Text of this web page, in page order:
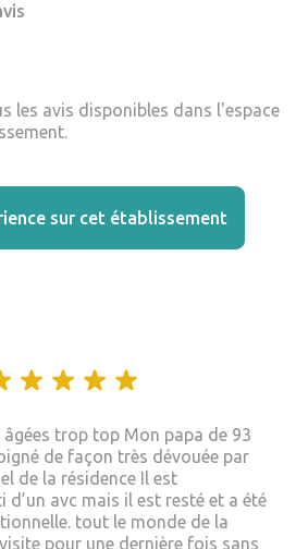
les avis disponibles dans l'espace
sur cet établissement
trop top Mon papa de 93
de façon très dévouée par
de la résidence Il est
d’un avc mais il est resté et a été
tout le monde de la
pour une dernière fois sans